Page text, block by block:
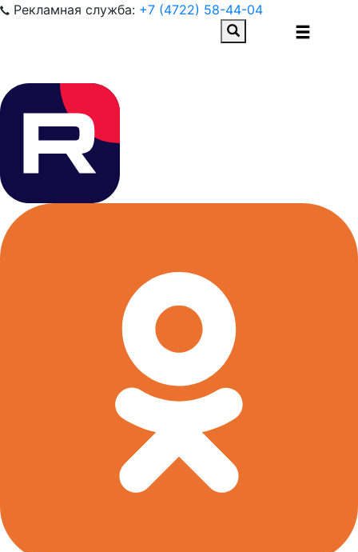
Рекламная служба: +7 (4722) 58-44-04